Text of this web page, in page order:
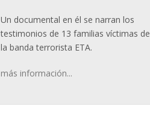
Un documental en él se narran los
testimonios de 13 familias víctimas de
la banda terrorista ETA.
más información...